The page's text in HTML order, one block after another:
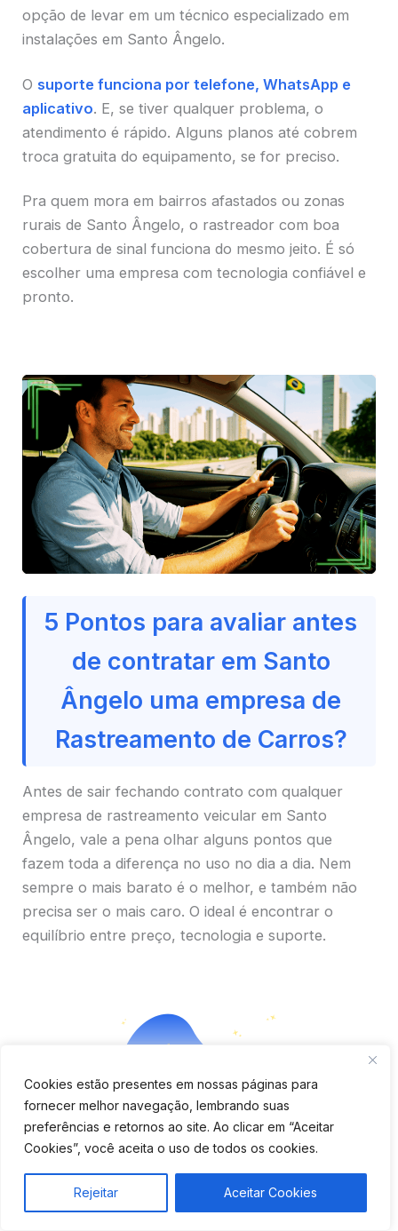
Cookies estão presentes em nossas páginas para
fornecer melhor navegação, lembrando suas
preferências e retornos ao site. Ao clicar em “Aceitar
Cookies”, você aceita o uso de todos os cookies.
Rejeitar Aceitar Cookies
opção de levar em um técnico especializado em
instalações em Santo Ângelo.
O suporte funciona por telefone, WhatsApp e
aplicativo. E, se tiver qualquer problema, o
atendimento é rápido. Alguns planos até cobrem
troca gratuita do equipamento, se for preciso.
Pra quem mora em bairros afastados ou zonas
rurais de Santo Ângelo, o rastreador com boa
cobertura de sinal funciona do mesmo jeito. É só
escolher uma empresa com tecnologia confiável e
pronto.
5 Pontos para avaliar antes
de contratar em Santo
Ângelo uma empresa de
Rastreamento de Carros?
Antes de sair fechando contrato com qualquer
empresa de rastreamento veicular em Santo
Ângelo, vale a pena olhar alguns pontos que
fazem toda a diferença no uso no dia a dia. Nem
sempre o mais barato é o melhor, e também não
precisa ser o mais caro. O ideal é encontrar o
equilíbrio entre preço, tecnologia e suporte.
Aplicativo completo e fácil